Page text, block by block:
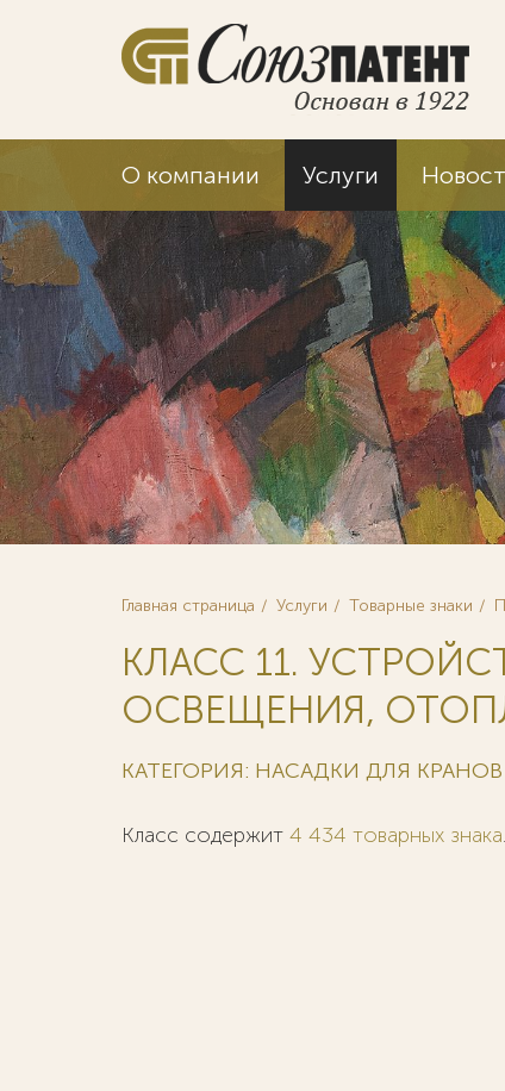
О компании Услуги
Главная страница Услуги Товарные знаки
КЛАСС 11.
ОСВЕЩЕНИЯ,
КАТЕГОРИЯ: НАСАДКИ ДЛЯ
Класс содержит 4 434 товарных знака.